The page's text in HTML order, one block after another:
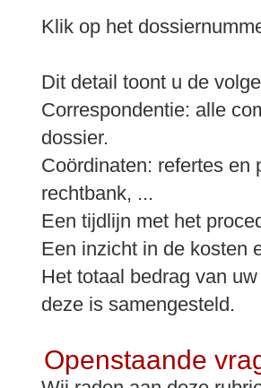
Klik op het
Dit detail toont u de
Correspondentie: alle
dossier.
Coördinaten: refertes en
rechtbank, ...
Een tijdlijn met het
Een inzicht in de kosten
Het totaal bedrag van
deze is samengesteld.
Openstaande